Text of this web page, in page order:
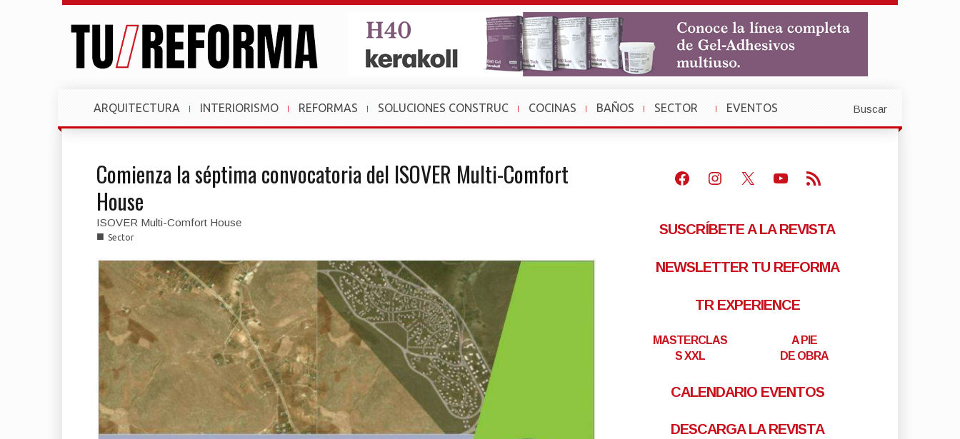
ARQUITECTURA INTERIORISMO REFORMAS SOLUCIONES CONSTRUC COCINAS BAÑOS
SECTOR
»
EVENTOS
»
Buscar
Comienza la séptima convocatoria del ISOVER Multi-Comfort
House
ISOVER Multi-Comfort House
■ Sector
Facebook
Instagram
X Youtube
Feed RSS
SUSCRÍBETE A LA REVISTA
NEWSLETTER TU REFORMA
TR EXPERIENCE
MASTERCLAS
S XXL
A PIE
DE OBRA
CALENDARIO EVENTOS
DESCARGA LA REVISTA